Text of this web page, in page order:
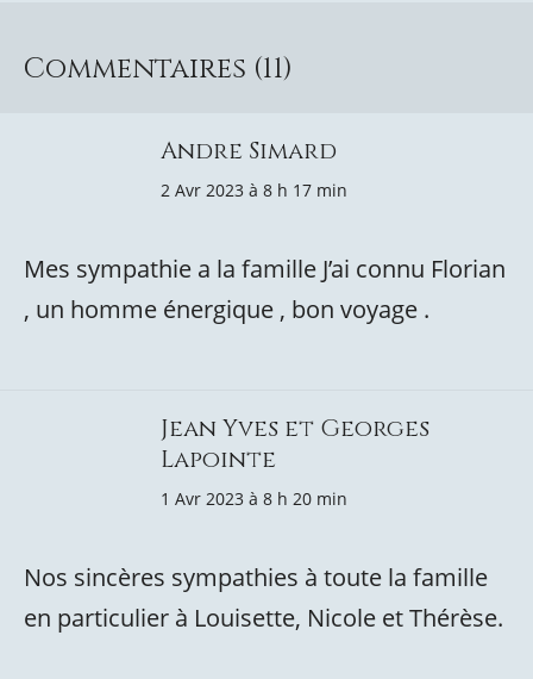
Commentaires (11)
Andre Simard
2 Avr 2023 à 8 h 17 min
Mes sympathie a la famille J’ai connu Florian
, un homme énergique , bon voyage .
Jean Yves et Georges
Lapointe
1 Avr 2023 à 8 h 20 min
Nos sincères sympathies à toute la famille
en particulier à Louisette, Nicole et Thérèse.